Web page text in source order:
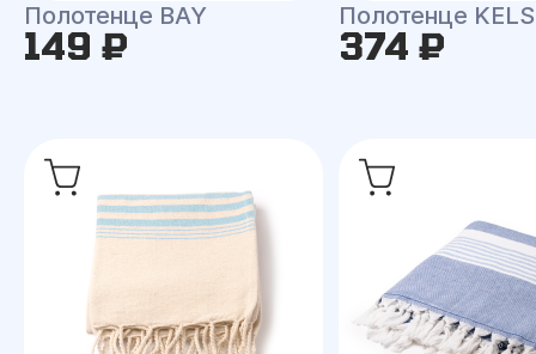
Полотенце BAY
149 ₽
Полотенце
374 ₽